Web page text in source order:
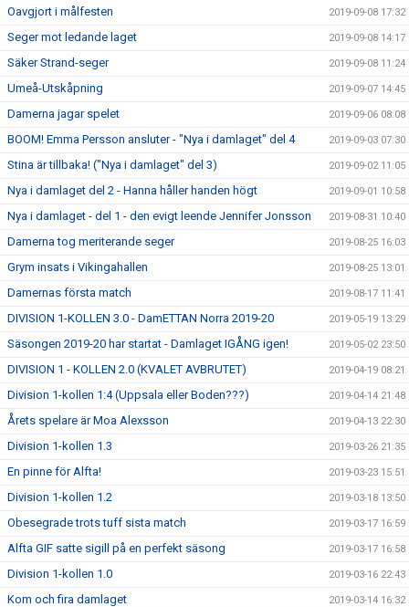
Oavgjort i målfesten 2019-09-08 17:32
Seger mot ledande laget 2019-09-08 14:17
Säker Strand-seger 2019-09-08 11:24
Umeå-Utskåpning 2019-09-07 14:45
Damerna jagar spelet 2019-09-06 08:08
BOOM! Emma Persson ansluter - "Nya i damlaget" del 4 2019-09-03 07:30
Stina är tillbaka! ("Nya i damlaget" del 3) 2019-09-02 11:05
Nya i damlaget del 2 - Hanna håller handen högt 2019-09-01 10:58
Nya i damlaget - del 1 - den evigt leende Jennifer Jonsson 2019-08-31 10:40
Damerna tog meriterande seger 2019-08-25 16:03
Grym insats i Vikingahallen 2019-08-25 13:01
Damernas första match 2019-08-17 11:41
DIVISION 1-KOLLEN 3.0 - DamETTAN Norra 2019-20 2019-05-19 13:29
Säsongen 2019-20 har startat - Damlaget IGÅNG igen! 2019-05-02 23:50
DIVISION 1 - KOLLEN 2.0 (KVALET AVBRUTET) 2019-04-19 08:21
Division 1-kollen 1:4 (Uppsala eller Boden???) 2019-04-14 21:48
Årets spelare är Moa Alexsson 2019-04-13 22:30
Division 1-kollen 1.3 2019-03-26 21:35
En pinne för Alfta! 2019-03-23 15:51
Division 1-kollen 1.2 2019-03-18 13:50
Obesegrade trots tuff sista match 2019-03-17 16:59
Alfta GIF satte sigill på en perfekt säsong 2019-03-17 16:58
Division 1-kollen 1.0 2019-03-16 22:43
Kom och fira damlaget 2019-03-14 16:32